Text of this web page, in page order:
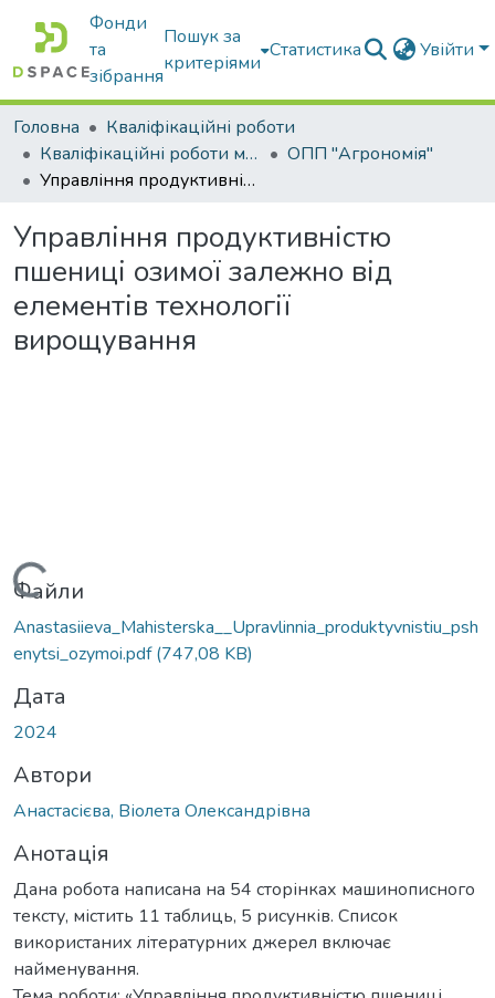
Фонди
та
зібрання
Пошук за
критеріями
Статистика Увійти
Головна
Кваліфікаційні роботи
Кваліфікаційні роботи магістрів
ОПП "Агрономія"
Управління продуктивністю пшениці озимої залежно від елементів технології вирощування
Управління продуктивністю
пшениці озимої залежно від
елементів технології
вирощування
Вантажиться...
Файли
Anastasiieva_Mahisterska__Upravlinnia_produktyvnistiu_psh
enytsi_ozymoi.pdf(747,08 KB)
Дата
2024
Автори
Анастасієва, Віолета Олександрівна
Анотація
Дана робота написана на 54 сторінках машинописного
тексту, містить 11 таблиць, 5 рисунків. Список
використаних літературних джерел включає
найменування.